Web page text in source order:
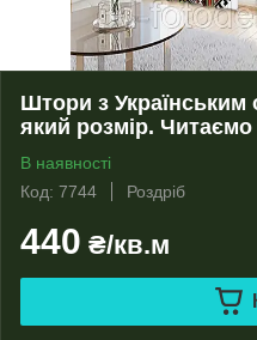
Штори з
який розмір.
В наявності
Код: 7744
Роздріб
440 ₴/кв.м